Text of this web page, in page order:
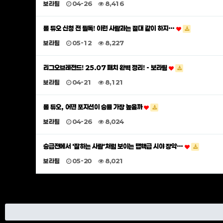
보라팀 04-26 8,416
롤 듀오 신청 전 필독! 이런 사람과는 절대 같이 하지…
보라팀 05-12 8,227
리그오브레전드! 25.07 패치 완벽 정리! - 보라팀
보라팀 04-21 8,121
롤 듀오, 어떤 포지션이 승률 가장 높을까
보라팀 04-26 8,024
승급전에서 '잘하는 사람'처럼 보이는 맵핵급 시야 장악…
보라팀 05-20 8,021